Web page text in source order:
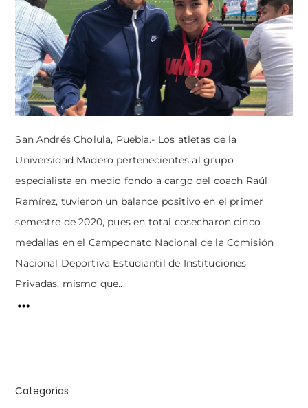
San Andrés Cholula, Puebla.- Los atletas de la
Universidad Madero pertenecientes al grupo
especialista en medio fondo a cargo del coach Raúl
Ramírez, tuvieron un balance positivo en el primer
semestre de 2020, pues en total cosecharon cinco
medallas en el Campeonato Nacional de la Comisión
Nacional Deportiva Estudiantil de Instituciones
Privadas, mismo que...
Categorías